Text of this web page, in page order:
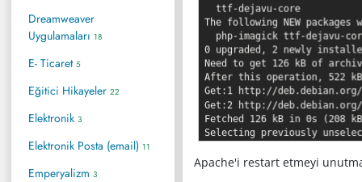
Dreamweaver
Uygulamaları 18
E- Ticaret 5
Eğitici Hikayeler 22
Elektronik 3
Elektronik Posta (email) 11
Emperyalizm 3
Apache'i restart etmeyi